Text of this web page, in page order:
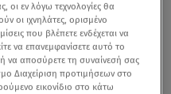
εν λόγω τεχνολογίες θα
οι ιχνηλάτες, ορισμένο
που βλέπετε ενδέχεται να
να επανεμφανίσετε αυτό το
ή να αποσύρετε τη συναίνεσή σας
Διαχείριση προτιμήσεων στο
εικονίδιο στο κάτω